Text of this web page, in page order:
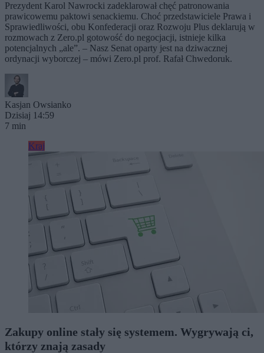
Prezydent Karol Nawrocki zadeklarował chęć patronowania
prawicowemu paktowi senackiemu. Choć przedstawiciele Prawa i
Sprawiedliwości, obu Konfederacji oraz Rozwoju Plus deklarują w
rozmowach z Zero.pl gotowość do negocjacji, istnieje kilka
potencjalnych „ale”. – Nasz Senat oparty jest na dziwacznej
ordynacji wyborczej – mówi Zero.pl prof. Rafał Chwedoruk.
Kasjan Owsianko
Dzisiaj 14:59
7 min
Kraj
Zakupy online stały się systemem. Wygrywają ci,
którzy znają zasady